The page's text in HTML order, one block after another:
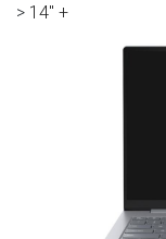
> 14" +